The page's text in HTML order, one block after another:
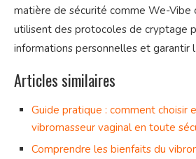
matière de sécurité comme We-Vibe
utilisent des protocoles de cryptage
informations personnelles et garantir
Articles similaires
Guide pratique : comment choisir
vibromasseur vaginal en toute
Comprendre les bienfaits du